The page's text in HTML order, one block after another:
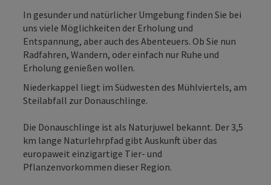
In gesunder und natürlicher Umgebung finden Sie bei
uns viele Möglichkeiten der Erholung und
Entspannung, aber auch des Abenteuers. Ob Sie nun
Radfahren, Wandern, oder einfach nur Ruhe und
Erholung genießen wollen.
Niederkappel liegt im Südwesten des Mühlviertels, am
Steilabfall zur Donauschlinge.
Die Donauschlinge ist als Naturjuwel bekannt. Der 3,5
km lange Naturlehrpfad gibt Auskunft über das
europaweit einzigartige Tier- und
Pflanzenvorkommen dieser Region.